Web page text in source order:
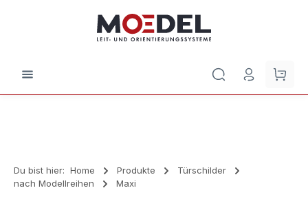
Zum Hauptinhalt springen
Du bist hier: Home Produkte
Türschilder
nach Modellreihen
Maxi